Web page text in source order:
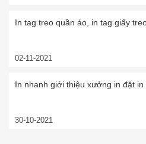
In tag treo quần áo, in tag giấy
02-11-2021
In nhanh giới thiệu xưởng in đặt in
30-10-2021